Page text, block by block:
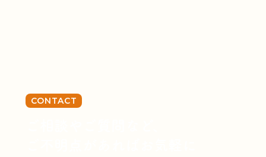
CONTACT